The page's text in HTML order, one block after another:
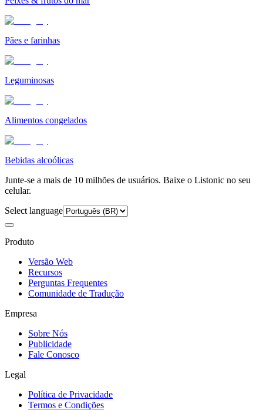
Pães e farinhas
Leguminosas
Alimentos congelados
Bebidas alcoólicas
Junte-se a mais de 10 milhões de usuários. Baixe o Listonic no seu
celular.
Select language
Produto
Versão Web
Recursos
Perguntas Frequentes
Comunidade de Tradução
Empresa
Sobre Nós
Publicidade
Fale Conosco
Legal
Política de Privacidade
Termos e Condições